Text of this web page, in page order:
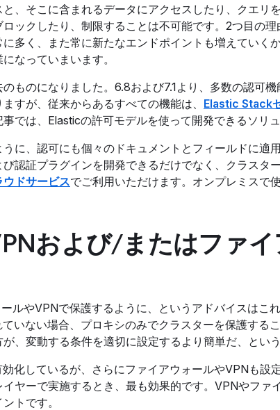
、そこに含まれるデータにアクセスしたり、クエリ
ックしたり、制限することは不可能です。2つ目の
多く、また常に新たなエンドポイントも増えていく
なっていまいます。
ものになりました。6.8および7.1より、多数の認可
すが、従来からあるすべての機能は、 Elastic Stack
では、Elasticの許可モデルを使って開発できるソリ
に、認可にも個々のドキュメントとフィールドに適
認証プラグインを開発できるだけでなく、クラスタ
ウドサービスでご利用いただけます。オンプレミスで
および/またはファ
ルやVPNで保護するように、というアドバイスはこ
いない場合、プロキシのみでクラスターを保護する
、変動する条件を適切に設定するより簡単だ、とい
化しているが、さらにファイアウォールやVPNも設
ヤーで実施するとき、最も効果的です。VPNやファ
トです。